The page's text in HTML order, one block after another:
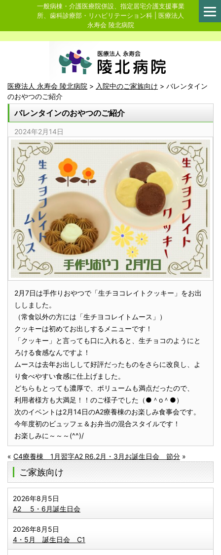
一般病棟・介護医療院併設、指定居宅介護支援事業
所、歯科診療部・リハビリテーション科 | 医療法人
永寿会 陵北病院
医療法人 永寿会 陵北病院 > 入院中のご家族向け > バレンタイン
のおやつのご紹介
ご家族向け
2026年8月5日
A2 5・6月誕生日会
2026年8月5日
4・5月 誕生日会 C1
バレンタインのおやつのご紹介
2024年2月14日
2月7日は手作りおやつで「生チヨコレイトクッキー」をお出
ししました。
（常食以外の方には「生チヨコレイトムース」）
クッキーは初めてお出しするメニューです！
「クッキー」と言っても口に入れると、生チョコのようにと
ろける食感なんですよ！
ムースは去年お出しして好評だったものをさらに改良し、よ
り食べやすい食感に仕上げました。
どちらもとっても濃厚で、ボリュームも満点だったので、
利用者様方も大満足！！のご様子でした（●＾o＾●）
次のイベントは2月14日のA2療養棟のお楽しみ食事会です。
今年度初のビュッフェ＆お弁当の混合スタイルです！
お楽しみに～～～(^^)/
« C4療養棟 1月習字A2 R6.2月・3月お誕生日会 節分 »